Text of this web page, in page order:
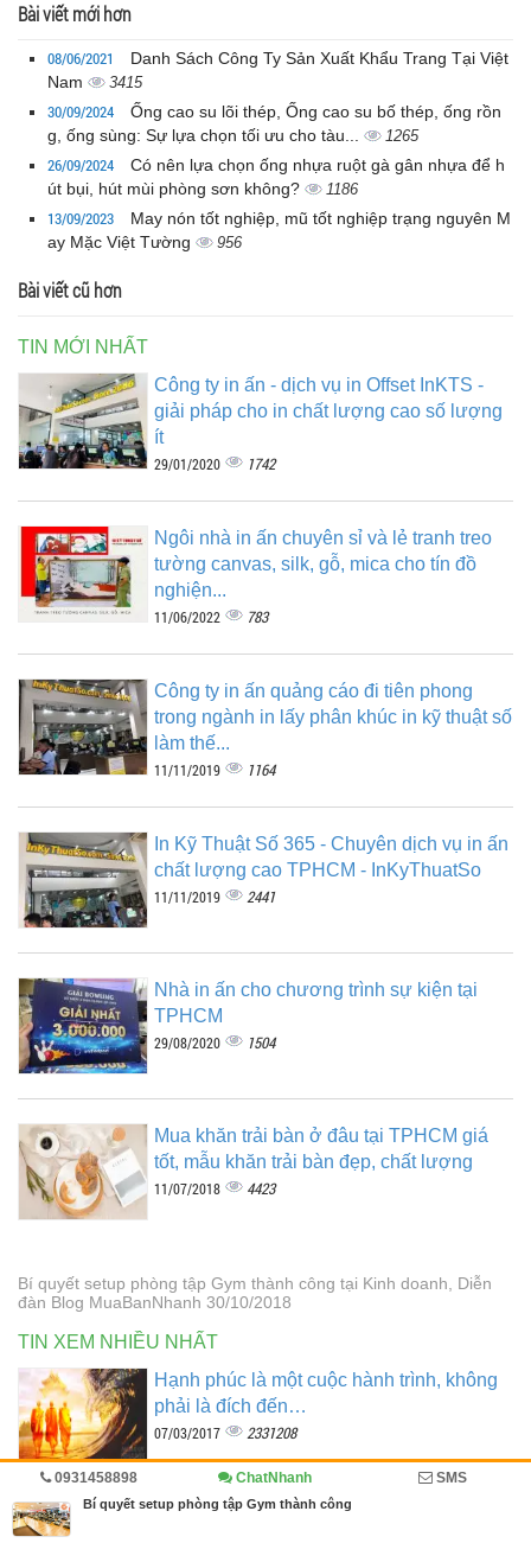
Bài viết mới hơn
08/06/2021
Danh Sách Công Ty Sản Xuất Khẩu Trang Tại Việt
Nam
3415
30/09/2024
Ống cao su lõi thép, Ống cao su bố thép, ống rồn
g, ống sùng: Sự lựa chọn tối ưu cho tàu...
1265
26/09/2024
Có nên lựa chọn ống nhựa ruột gà gân nhựa để h
út bụi, hút mùi phòng sơn không?
1186
13/09/2023
May nón tốt nghiệp, mũ tốt nghiệp trạng nguyên M
ay Mặc Việt Tường
956
Bài viết cũ hơn
TIN MỚI NHẤT
Công ty in ấn - dịch vụ in Offset InKTS -
giải pháp cho in chất lượng cao số lượng
ít
29/01/2020 1742
Ngôi nhà in ấn chuyên sỉ và lẻ tranh treo
tường canvas, silk, gỗ, mica cho tín đồ
nghiện...
11/06/2022 783
Công ty in ấn quảng cáo đi tiên phong
trong ngành in lấy phân khúc in kỹ thuật số
làm thế...
11/11/2019 1164
In Kỹ Thuật Số 365 - Chuyên dịch vụ in ấn
chất lượng cao TPHCM - InKyThuatSo
11/11/2019 2441
Nhà in ấn cho chương trình sự kiện tại
TPHCM
29/08/2020 1504
Mua khăn trải bàn ở đâu tại TPHCM giá
tốt, mẫu khăn trải bàn đẹp, chất lượng
11/07/2018 4423
Bí quyết setup phòng tập Gym thành công tại Kinh doanh, Diễn
đàn Blog MuaBanNhanh 30/10/2018
TIN XEM NHIỀU NHẤT
Hạnh phúc là một cuộc hành trình, không
phải là đích đến…
07/03/2017 2331208
0931458898 ChatNhanh SMS
Bí quyết setup phòng tập Gym thành công